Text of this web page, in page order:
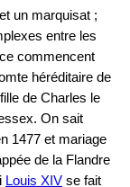
un marquisat ;
entre les
commencent
héréditaire de
de Charles le
On sait
1477 et mariage
de la Flandre
Louis XIV se fait